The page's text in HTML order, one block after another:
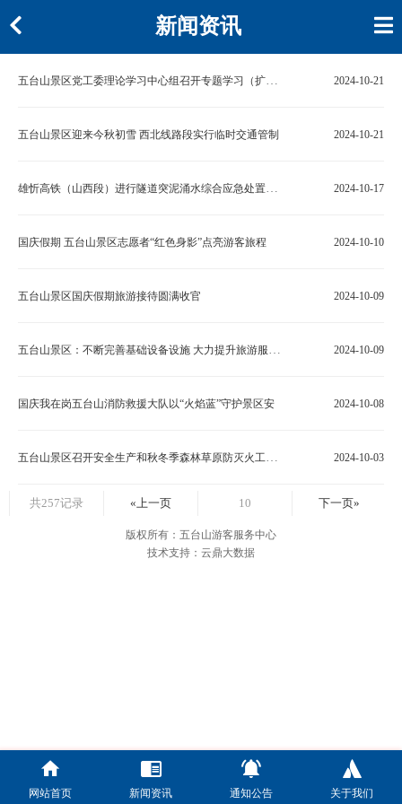
新闻资讯
五台山景区党工委理论学习中心组召开专题学习（扩大）会 2024-10-21
五台山景区迎来今秋初雪 西北线路段实行临时交通管制 2024-10-21
雄忻高铁（山西段）进行隧道突泥涌水综合应急处置演练 2024-10-17
国庆假期 五台山景区志愿者“红色身影”点亮游客旅程 2024-10-10
五台山景区国庆假期旅游接待圆满收官 2024-10-09
五台山景区：不断完善基础设备设施 大力提升旅游服务品质 2024-10-09
国庆我在岗五台山消防救援大队以“火焰蓝”守护景区安 2024-10-08
五台山景区召开安全生产和秋冬季森林草原防灭火工作安排部署会 2024-10-03
共257记录 «上一页 10 下一页»
版权所有：五台山游客服务中心
技术支持：云鼎大数据
网站首页 新闻资讯 通知公告 关于我们